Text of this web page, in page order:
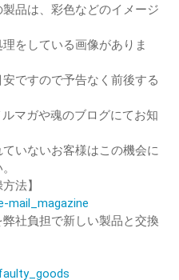
品は、彩色などのイメージ
をしている画像がありま
ですので予告なく前後する
マガや魂のブログにてお知
いないお客様はこの機会に
法】
mail_magazine
社負担で新しい製品と交換